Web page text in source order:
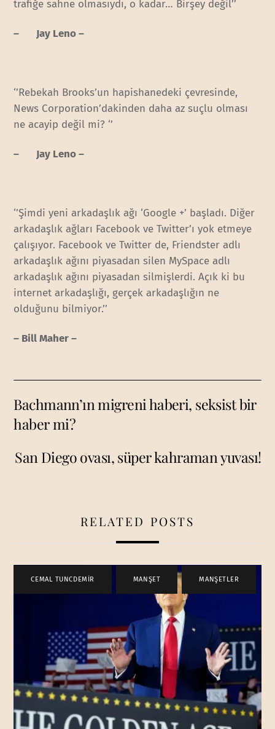
trafiğe sahne olmasıydı, o kadar… Birşey değil’’
– Jay Leno –
‘’Rebekah Brooks’un hapishanedeki çevresinde,
News Corporation’dakinden daha az suçlu olması
ne acayip değil mi? ‘’
– Jay Leno –
‘’Şimdi yeni arkadaşlık ağı ‘Google +’ başladı. Diğer
arkadaşlık ağları Facebook ve Twitter’ı yok etmeye
çalışıyor. Facebook ve Twitter de, Friendster adlı
arkadaşlık ağını piyasadan silen MySpace adlı
arkadaşlık ağını piyasadan silmişlerdi. Açık ki bu
internet arkadaşlığı, gerçek arkadaşlığın ne
olduğunu bilmiyor.’’
– Bill Maher –
Bachmann’ın migreni haberi, seksist bir
haber mi?
San Diego ovası, süper kahraman yuvası!
RELATED POSTS
CEMAL TUNCDEMİR MANŞET , MANŞETLER